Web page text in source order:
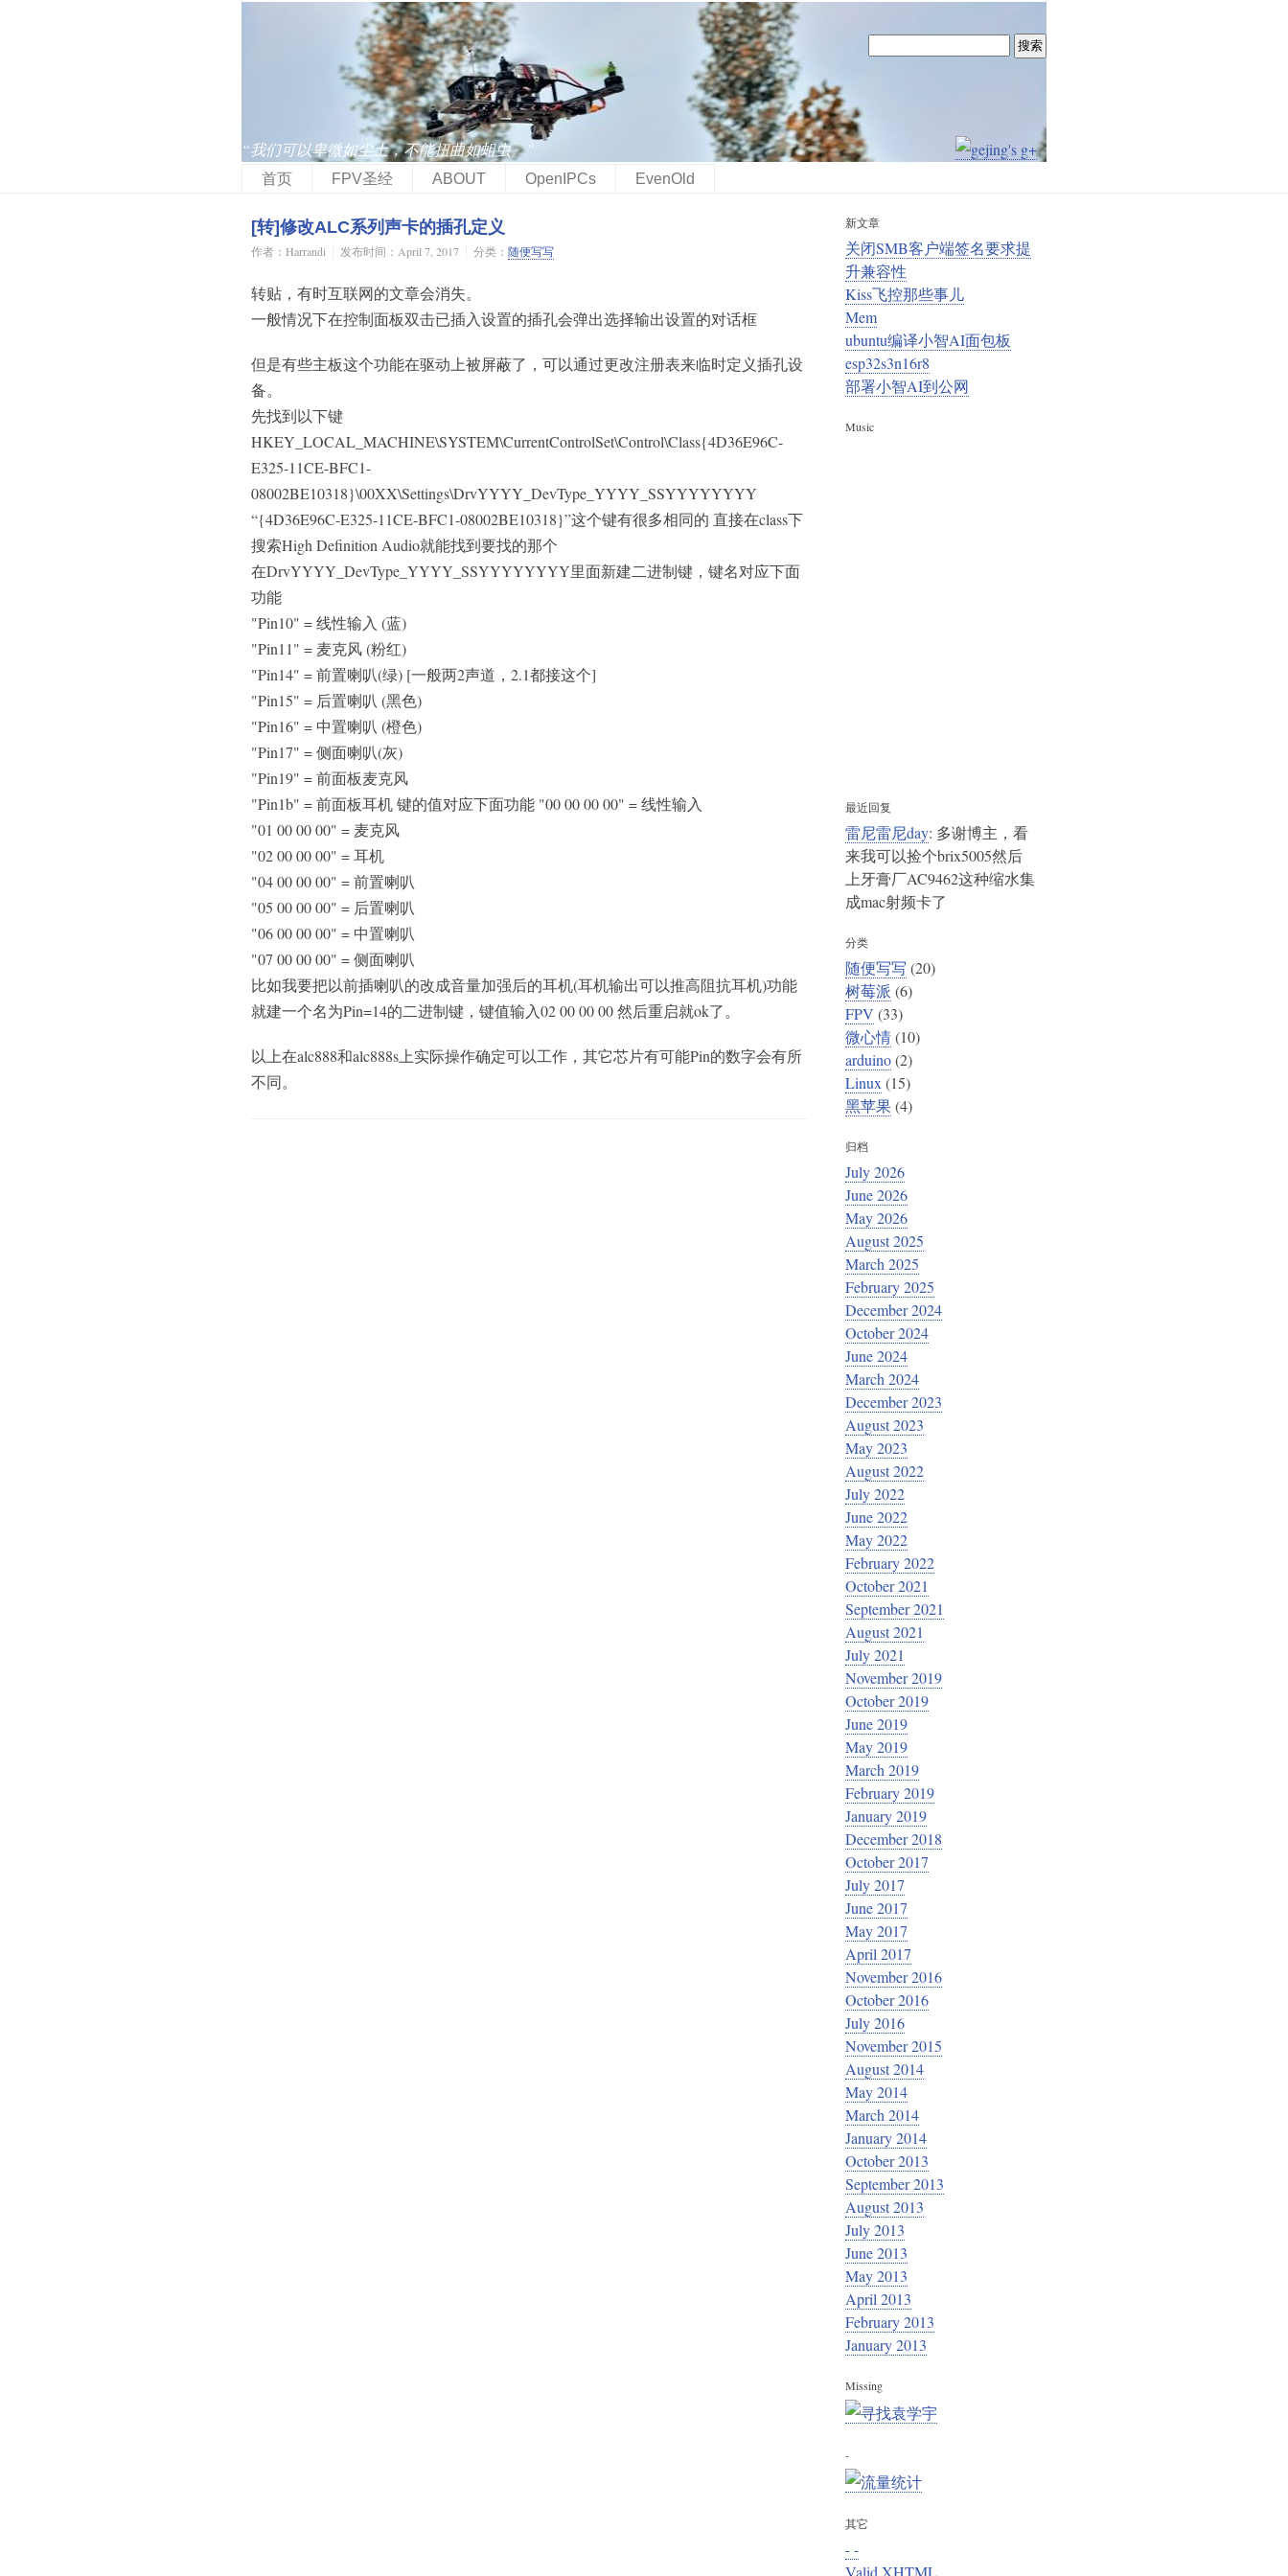
“我们可以卑微如尘土，不能扭曲如蛆虫。”
首页 FPV圣经 ABOUT OpenIPCs EvenOld
[转]修改ALC系列声卡的插孔定义
作者：Harrandi 发布时间：April 7, 2017 分类： 随便写写
转贴，有时互联网的文章会消失。
一般情况下在控制面板双击已插入设置的插孔会弹出选择输出设置的对话框
但是有些主板这个功能在驱动上被屏蔽了，可以通过更改注册表来临时定义插孔设
备。
先找到以下键
HKEY_LOCAL_MACHINE\SYSTEM\CurrentControlSet\Control\Class{4D36E96C-
E325-11CE-BFC1-
08002BE10318}\00XX\Settings\DrvYYYY_DevType_YYYY_SSYYYYYYYY
“{4D36E96C-E325-11CE-BFC1-08002BE10318}”这个键有很多相同的 直接在class下
搜索High Definition Audio就能找到要找的那个
在DrvYYYY_DevType_YYYY_SSYYYYYYYY里面新建二进制键，键名对应下面
功能
"Pin10" = 线性输入 (蓝)
"Pin11" = 麦克风 (粉红)
"Pin14" = 前置喇叭(绿) [一般两2声道，2.1都接这个]
"Pin15" = 后置喇叭 (黑色)
"Pin16" = 中置喇叭 (橙色)
"Pin17" = 侧面喇叭(灰)
"Pin19" = 前面板麦克风
"Pin1b" = 前面板耳机 键的值对应下面功能 "00 00 00 00" = 线性输入
"01 00 00 00" = 麦克风
"02 00 00 00" = 耳机
"04 00 00 00" = 前置喇叭
"05 00 00 00" = 后置喇叭
"06 00 00 00" = 中置喇叭
"07 00 00 00" = 侧面喇叭
比如我要把以前插喇叭的改成音量加强后的耳机(耳机输出可以推高阻抗耳机)功能
就建一个名为Pin=14的二进制键，键值输入02 00 00 00 然后重启就ok了。
以上在alc888和alc888s上实际操作确定可以工作，其它芯片有可能Pin的数字会有所
不同。
新文章
关闭SMB客户端签名要求提
升兼容性
Kiss飞控那些事儿
Mem
ubuntu编译小智AI面包板
esp32s3n16r8
部署小智AI到公网
Music
最近回复
雷尼雷尼day: 多谢博主，看
来我可以捡个brix5005然后
上牙膏厂AC9462这种缩水集
成mac射频卡了
分类
随便写写 (20)
树莓派 (6)
FPV (33)
微心情(10)
arduino(2)
Linux (15)
黑苹果(4)
归档
July 2026
June 2026
May 2026
August 2025
March 2025
February 2025
December 2024
October 2024
June 2024
March 2024
December 2023
August 2023
May 2023
August 2022
July 2022
June 2022
May 2022
February 2022
October 2021
September 2021
August 2021
July 2021
November 2019
October 2019
June 2019
May 2019
March 2019
February 2019
January 2019
December 2018
October 2017
July 2017
June 2017
May 2017
April 2017
November 2016
October 2016
July 2016
November 2015
August 2014
May 2014
March 2014
January 2014
October 2013
September 2013
August 2013
July 2013
June 2013
May 2013
April 2013
February 2013
January 2013
Missing
-
其它
- -
Valid XHTML